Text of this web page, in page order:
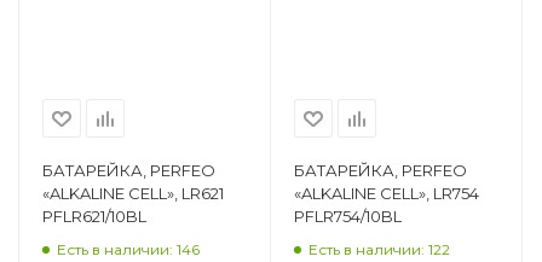
БАТАРЕЙКА, PERFEO
«ALKALINE CELL», LR621
PFLR621/10BL
Есть в наличии: 146
БАТАРЕЙКА, PERFEO
«ALKALINE CELL», LR754
PFLR754/10BL
Есть в наличии: 122